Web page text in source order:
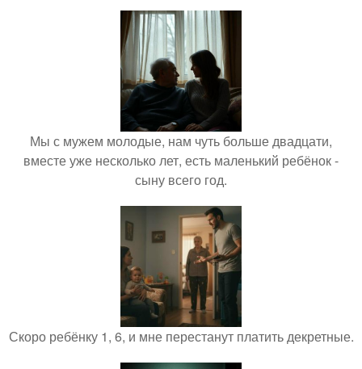
Мы с мужем молодые, нам чуть больше двадцати,
вместе уже несколько лет, есть маленький ребёнок -
сыну всего год.
Скоро ребёнку 1, 6, и мне перестанут платить декретные.